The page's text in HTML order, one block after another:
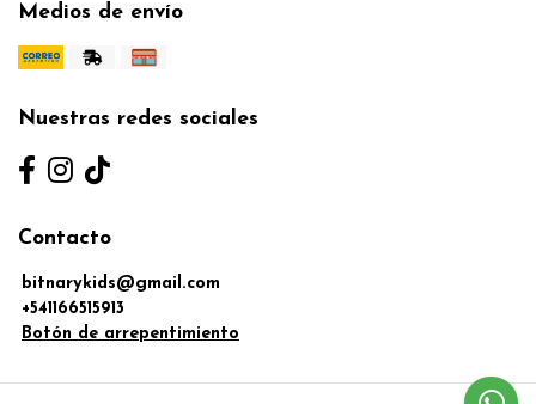
Medios de envío
Nuestras redes sociales
Contacto
bitnarykids@gmail.com
+541166515913
Botón de arrepentimiento